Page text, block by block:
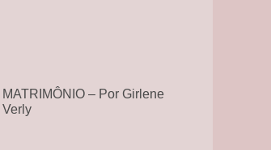
MATRIMÔNIO – Por Girlene
Verly